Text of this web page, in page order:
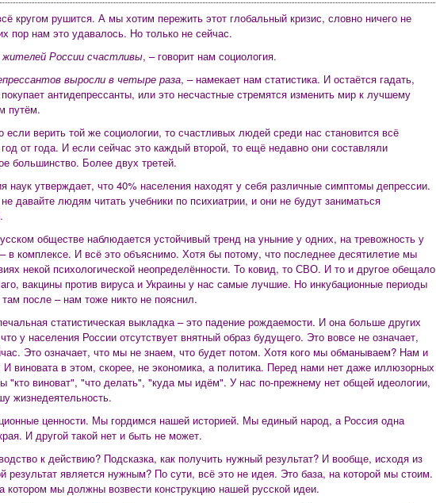
кругом рушится. А мы хотим пережить этот глобальный кризис, словно ничего не
пор нам это удавалось. Но только не сейчас.
жителей России счастливы, – говорит нам социология.
выросли в четыре раза, – намекает нам статистика. И остаётся гадать,
антидепрессанты, или это несчастные стремятся изменить мир к лучшему
путём.
верить той же социологии, то счастливых людей среди нас становится всё
от года. И если сейчас это каждый второй, то ещё недавно они составляли
большинство. Более двух третей.
наук утверждает, что 40% населения находят у себя различные симптомы депрессии.
давайте людям читать учебники по психиатрии, и они не будут заниматься
обществе наблюдается устойчивый тренд на уныние у одних, на тревожность у
в комплексе. И всё это объяснимо. Хотя бы потому, что последнее десятилетие мы
некой психологической неопределённости. То ковид, то СВО. И то и другое обещало
вакцины против вируса и Украины у нас самые лучшие. Но инкубационные периоды
после – нам тоже никто не пояснил.
статистическая выкладка – это падение рождаемости. И она больше других
у населения России отсутствует внятный образ будущего. Это вовсе не означает,
Это означает, что мы не знаем, что будет потом. Хотя кого мы обманываем? Нам и
И виновата в этом, скорее, не экономика, а политика. Перед нами нет даже иллюзорных
"кто виноват", "что делать", "куда мы идём". У нас по-прежнему нет общей идеологии,
жизнедеятельность.
ценности. Мы гордимся нашей историей. Мы единый народ, а Россия одна
И другой такой нет и быть не может.
к действию? Подсказка, как получить нужный результат? И вообще, исходя из
результат является нужным? По сути, всё это не идея. Это база, на которой мы стоим.
котором мы должны возвести конструкцию нашей русской идеи.